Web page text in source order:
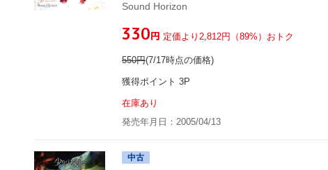
Sound Horizon
¥330円 定価より2,812円（89%）おトク
550円(7/17時点の価格)
獲得ポイント 3P
在庫あり
発売年月日：2005/04/13
中古